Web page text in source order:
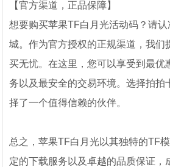
【官方渠道，正品保障】
想要购买苹果TF白月光活动码？请
城。作为官方授权的正规渠道，我们
买无忧。在这里，您可以享受到最优
务以及最安全的交易环境。选择拍拍
择了一个值得信赖的伙伴。
总之，苹果TF白月光以其独特的TF
定的下载服务以及卓越的品质保证，